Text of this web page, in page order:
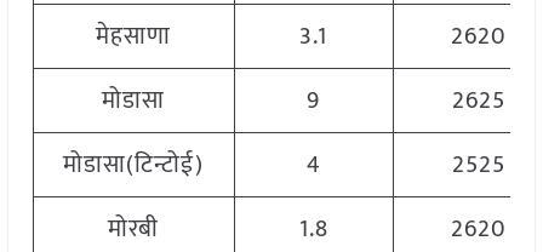
मेहसाणा 3.1
2620
मोडासा
9
2625
मोडासा(टिन्टोई)
4
2525
मोरबी
1.8
2620